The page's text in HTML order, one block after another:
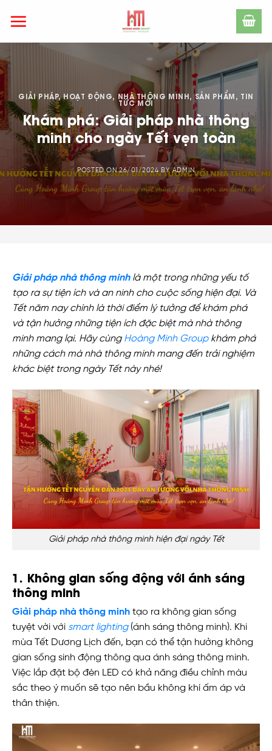
GIẢI PHÁP,HOẠT ĐỘNG, NHÀ THÔNG MINH,SẢN PHẨM, TIN
TỨC MỚI
Khám phá: Giải pháp nhà thông
minh cho ngày Tết vẹn toàn
POSTED ON26/01/2024BYADMIN
Giải pháp nhà thông minhlà một trong những yếu tố
tạo ra sự tiện ích và an ninh cho cuộc sống hiện đại. Và
Tết năm nay chính là thời điểm lý tưởng để khám phá
và tận hưởng những tiện ích đặc biệt mà nhà thông
minh mang lại. Hãy cùng Hoàng Minh Groupkhám phá
những cách mà nhà thông minh mang đến trải nghiệm
khác biệt trong ngày Tết này nhé!
Giải pháp nhà thông minh hiện đại ngày Tết
1. Không gian sống động với ánh sáng
thông minh
Giải pháp nhà thông minh tạo ra không gian sống
tuyệt vời với smart lighting(ánh sáng thông minh). Khi
mùa Tết Dương Lịch đến, bạn có thể tận hưởng không
gian sống sinh động thông qua ánh sáng thông minh.
Việc lắp đặt bộ đèn LED có khả năng điều chỉnh màu
sắc theo ý muốn sẽ tạo nên bầu không khí ấm áp và
thân thiện.